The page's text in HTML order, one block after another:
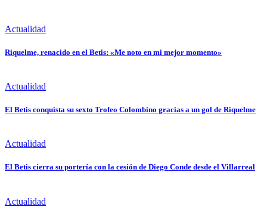
Actualidad
Riquelme, renacido en el Betis: «Me noto en mi mejor momento»
Actualidad
El Betis conquista su sexto Trofeo Colombino gracias a un gol de Riquelme
Actualidad
El Betis cierra su portería con la cesión de Diego Conde desde el Villarreal
Actualidad